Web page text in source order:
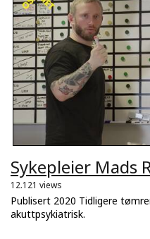
Sykepleier Mads
12.121 views
Publisert 2020 Tidligere
akuttpsykiatrisk.